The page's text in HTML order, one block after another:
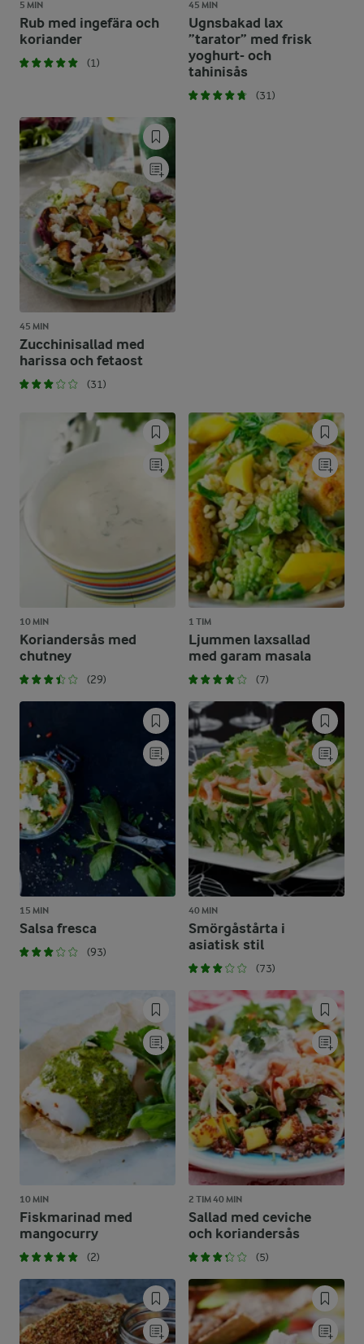
5 MIN
Rub med ingefära och
koriander
(1)
45 MIN
Ugnsbakad lax
”tarator” med frisk
yoghurt- och
tahinisås
(31)
45 MIN
Zucchinisallad med
harissa och fetaost
(31)
10 MIN
Koriandersås med
chutney
(29)
1 TIM
Ljummen laxsallad
med garam masala
(7)
15 MIN
Salsa fresca
(93)
40 MIN
Smörgåstårta i
asiatisk stil
(73)
10 MIN
Fiskmarinad med
mangocurry
(2)
2 TIM 40 MIN
Sallad med ceviche
och koriandersås
(5)